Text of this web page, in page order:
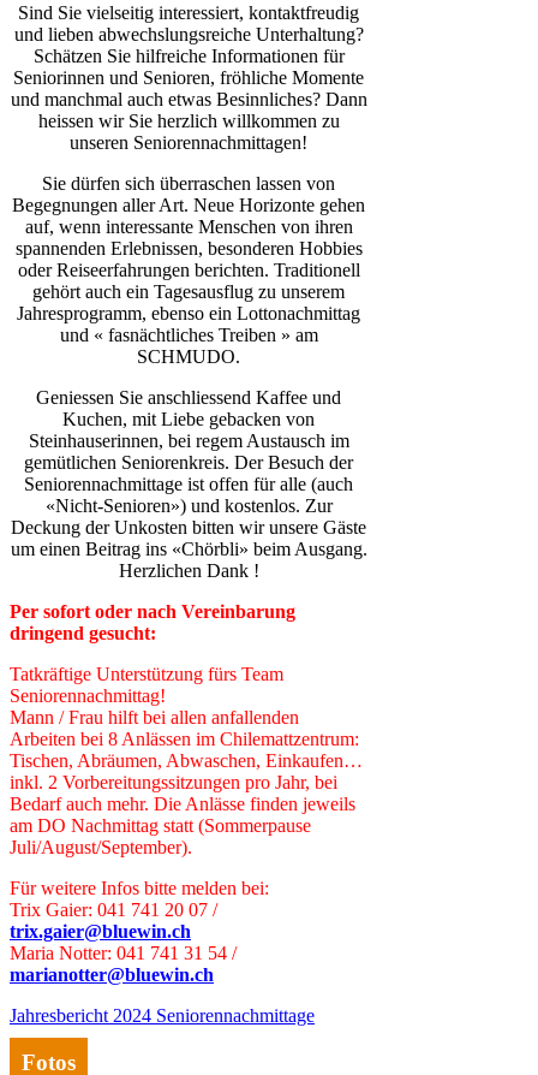
Sind Sie vielseitig interessiert, kontaktfreudig
und lieben abwechslungsreiche Unterhaltung?
Schätzen Sie hilfreiche Informationen für
Seniorinnen und Senioren, fröhliche Momente
und manchmal auch etwas Besinnliches? Dann
heissen wir Sie herzlich willkommen zu
unseren Seniorennachmittagen!
Sie dürfen sich überraschen lassen von
Begegnungen aller Art. Neue Horizonte gehen
auf, wenn interessante Menschen von ihren
spannenden Erlebnissen, besonderen Hobbies
oder Reiseerfahrungen berichten. Traditionell
gehört auch ein Tagesausflug zu unserem
Jahresprogramm, ebenso ein Lottonachmittag
und « fasnächtliches Treiben » am
SCHMUDO.
Geniessen Sie anschliessend Kaffee und
Kuchen, mit Liebe gebacken von
Steinhauserinnen, bei regem Austausch im
gemütlichen Seniorenkreis. Der Besuch der
Seniorennachmittage ist offen für alle (auch
«Nicht-Senioren») und kostenlos. Zur
Deckung der Unkosten bitten wir unsere Gäste
um einen Beitrag ins «Chörbli» beim Ausgang.
Herzlichen Dank !
Per sofort oder nach Vereinbarung
dringend gesucht:
Tatkräftige Unterstützung fürs Team
Seniorennachmittag!
Mann / Frau hilft bei allen anfallenden
Arbeiten bei 8 Anlässen im Chilemattzentrum:
Tischen, Abräumen, Abwaschen, Einkaufen…
inkl. 2 Vorbereitungssitzungen pro Jahr, bei
Bedarf auch mehr. Die Anlässe finden jeweils
am DO Nachmittag statt (Sommerpause
Juli/August/September).
Für weitere Infos bitte melden bei:
Trix Gaier: 041 741 20 07 /
trix.gaier@bluewin.ch
Maria Notter: 041 741 31 54 /
marianotter@bluewin.ch
Jahresbericht 2024 Seniorennachmittage
Fotos